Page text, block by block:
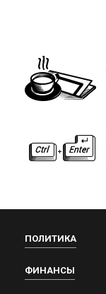
ПОЛИТИКА
ФИНАНСЫ